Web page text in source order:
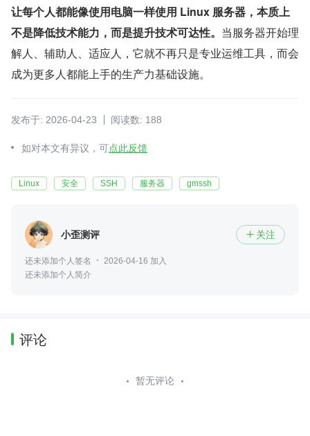
让每个人都能像使用电脑一样使用 Linux 服务器，本质上
不是降低技术能力，而是提升技术可达性。 当服务器开始理
解人、辅助人、适应人，它就不再只是专业运维工具，而会
成为更多人都能上手的生产力基础设施。
发布于: 2026-04-23 阅读数: 188
如对本文有异议，可点此反馈
Linux 安全 SSH 服务器 gmssh
小歪测评  关注
还未添加个人签名
2026-04-16 加入
还未添加个人简介
评论
暂无评论